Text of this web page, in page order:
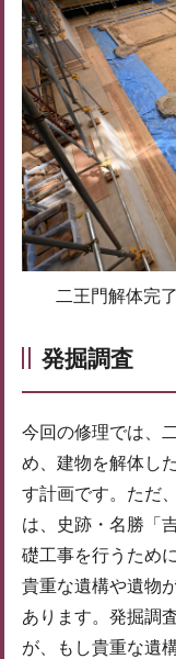
二王門解体完
発掘調査
今回の修理では、
め、建物を解体し
す計画です。ただ
は、史跡・名勝「
礎工事を行うため
貴重な遺構や遺物
あります。発掘調
が、もし貴重な遺